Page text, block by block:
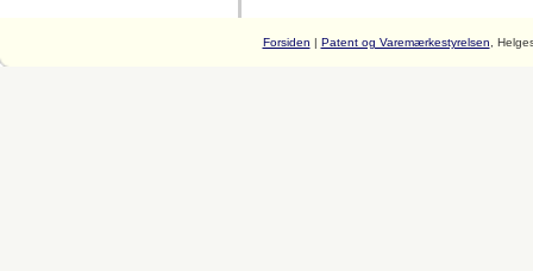
Forsiden | Patent og Varemærkestyrelsen ,